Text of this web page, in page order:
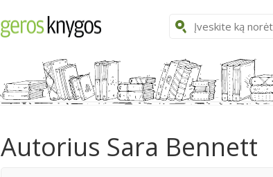
Autorius Sara Bennett